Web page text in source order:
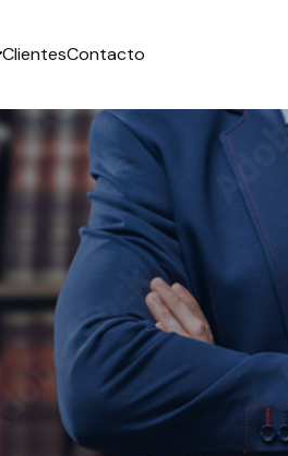
ClientesContacto